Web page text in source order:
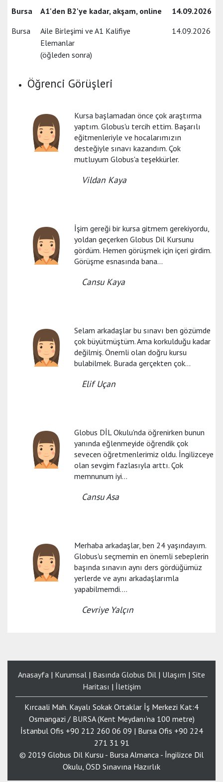
Bursa A1'den B2'ye kadar, akşam, online
14.09.2026
Bursa
Aile Birleşimi ve A1 Kalifiye
Elemanlar
(öğleden sonra)
14.09.2026
Öğrenci Görüşleri
Kursa başlamadan önce çok araştırma
yaptım. Globus'u tercih ettim. Başarılı
eğitmenleriyle ve hocalarımızın
desteğiyle sınavı kazandım. Çok
mutluyum Globus'a teşekkürler.
Vildan Kaya
İşim gereği bir kursa gitmem gerekiyordu,
yoldan geçerken Globus Dil Kursunu
gördüm. Hemen görüşmek için içeri girdim.
Görüşme esnasında bana...
Cansu Kaya
Selam arkadaşlar bu sınavı ben gözümde
çok büyütmüştüm. Ama korkulduğu kadar
değilmiş. Önemli olan doğru kursu
bulabilmek. Burada gerçekten çok...
Elif Uçan
Globus DİL Okulu'nda öğrenirken bunun
yanında eğlenmeyide öğrendik çok
sevecen öğretmenlerimiz oldu. İngilizceye
olan sevgim fazlasıyla arttı. Çok
memnunum iyi...
Cansu Asa
Merhaba arkadaşlar, ben 24 yaşındayım.
Globus'u seçmemin en önemli sebeplerin
başında sınavın aynı ders gördüğümüz
yerlerde ve aynı arkadaşlarımla
yapabilmemdi....
Cevriye Yalçın
Anasayfa | Kurumsal | Basında Globus Dil | Ulaşım | Site
Haritası | İletişim
Kırcaali Mah. Kayalı Sokak Ortaklar İş Merkezi Kat:4
Osmangazi / BURSA (Kent Meydanı’na 100 metre)
İstanbul Ofis +90 212 260 06 09 | Bursa Ofis +90 224
271 31 91
© 2019 Globus Dil Kursu - Bursa Almanca - İngilizce Dil
Okulu, ÖSD Sınavına Hazırlık